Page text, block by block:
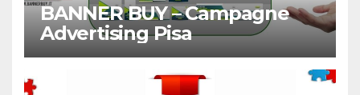
BANNER BUY – Campagne
Advertising Pisa